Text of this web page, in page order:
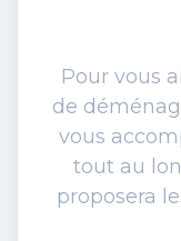
Pour vous
de
vous
tout au
proposera